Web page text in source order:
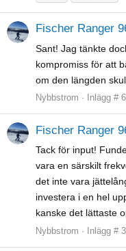
Fischer Ranger
Sant! Jag tänkte
kompromiss för att
om den längden
Nybbstrom Inlägg # 6
Fischer Ranger
Tack för input!
vara en särskilt
det inte vara
investera i en hel
kanske det lättaste
Nybbstrom Inlägg # 3